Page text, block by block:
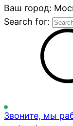
Ваш город:
Search for:
Звоните, мы